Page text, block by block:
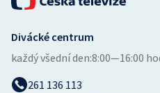
Divácké centrum
každý všední den:8:00—16:00
261 136 113